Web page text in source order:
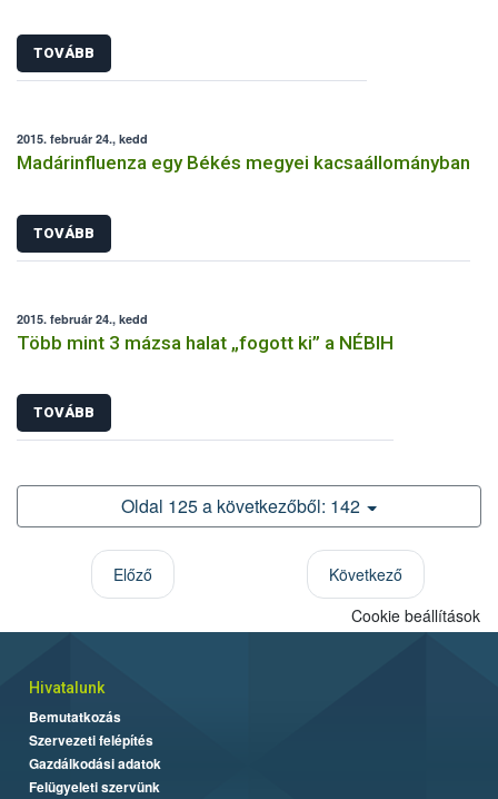
TOVÁBB
2015. február 24., kedd
Madárinfluenza egy Békés megyei kacsaállományban
TOVÁBB
2015. február 24., kedd
Több mint 3 mázsa halat „fogott ki” a NÉBIH
TOVÁBB
Oldal 125 a következőből: 142
Előző
Következő
Cookie beállítások
Hivatalunk
Bemutatkozás
Szervezeti felépítés
Gazdálkodási adatok
Felügyeleti szervünk